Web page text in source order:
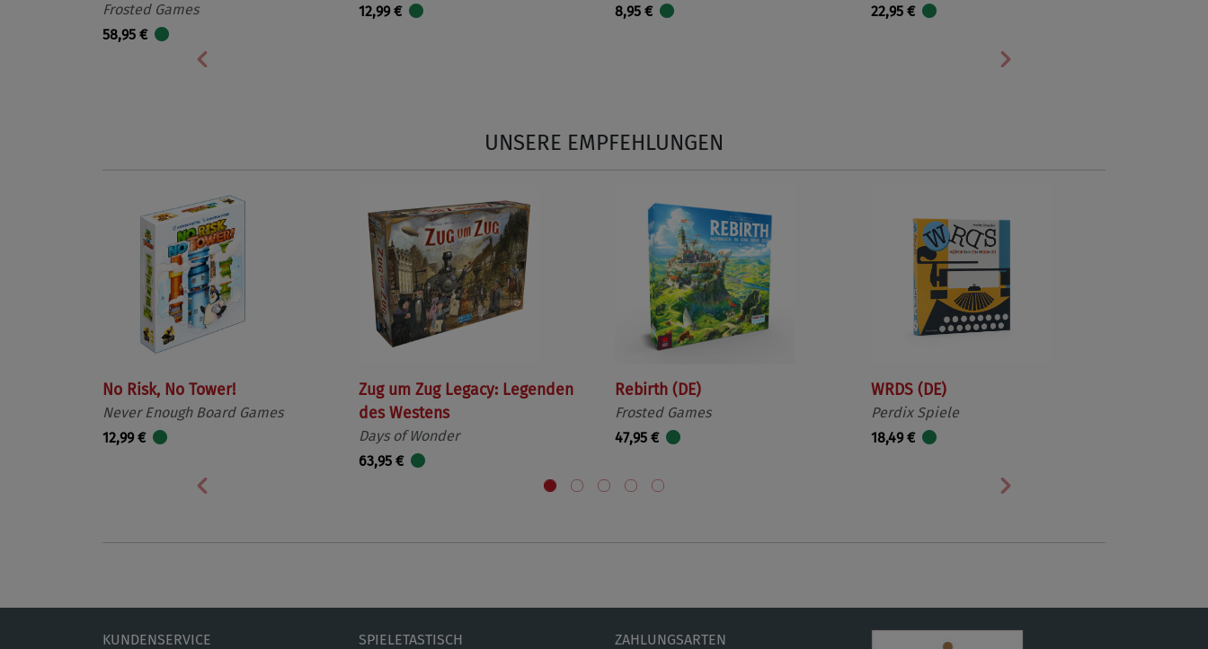
Frosted Games
58,95 €
12,99 €
8,95 €
22,95 €
Vorherige Nächste
UNSERE EMPFEHLUNGEN
No Risk, No Tower!
Never Enough Board Games
12,99 €
Zug um Zug Legacy: Legenden
des Westens
Days of Wonder
63,95 €
Rebirth (DE)
Frosted Games
47,95 €
WRDS (DE)
Perdix Spiele
18,49 €
Vorherige Nächste
KUNDENSERVICE SPIELETASTISCH ZAHLUNGSARTEN